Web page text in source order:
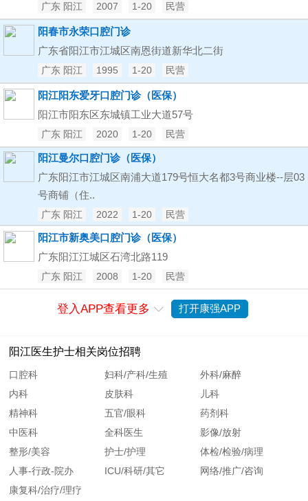
广东 阳江 2007 1-20 民营
阳春市永荣口腔门诊
广东省阳江市江城区南恩街道新华北二街
广东 阳江 1995 1-20 民营
阳江阳东爱牙口腔门诊（医保）
阳江市阳东区东城镇工业大道57号
广东 阳江 2020 1-20 民营
阳江曼尔口腔门诊（医保）
广东阳江市江城区南浦大道179号恒大名都3号商业楼--层03
号商铺（住..
广东 阳江 2022 1-20 民营
阳江市新奥美口腔门诊（医保）
广东阳江江城区石湾北路119
广东 阳江 2008 1-20 民营
登入APP查看更多  打开康强APP
阳江医生护士相关岗位招聘
口腔科 妇科/产科/生殖
外科/麻醉
内科
皮肤科
儿科
精神科
五官/眼科
药剂科
中医科
全科医生
影像/放射
整形/美容
护士/护理
体检/检验/病理
人事-行政-院办
ICU/科研/其它
网络/推广/咨询
康复科/治疗/理疗